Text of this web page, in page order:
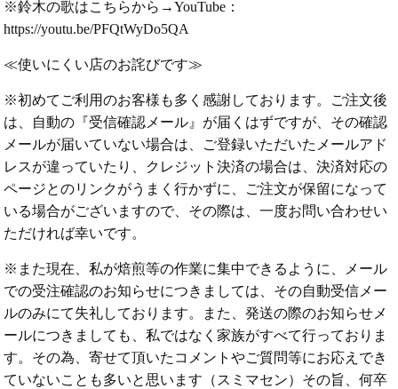
※鈴木の歌はこちらから→YouTube：
https://youtu.be/PFQtWyDo5QA
≪使いにくい店のお詫びです≫
※初めてご利用のお客様も多く感謝しております。ご注文後
は、自動の『受信確認メール』が届くはずですが、その確認
メールが届いていない場合は、ご登録いただいたメールアド
レスが違っていたり、クレジット決済の場合は、決済対応の
ページとのリンクがうまく行かずに、ご注文が保留になって
いる場合がございますので、その際は、一度お問い合わせい
ただければ幸いです。
※また現在、私が焙煎等の作業に集中できるように、メール
での受注確認のお知らせにつきましては、その自動受信メー
ルのみにて失礼しております。また、発送の際のお知らせメ
ールにつきましても、私ではなく家族がすべて行っておりま
す。その為、寄せて頂いたコメントやご質問等にお応えでき
ていないことも多いと思います（スミマセン）その旨、何卒